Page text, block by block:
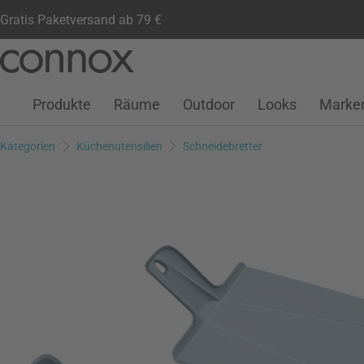
Gratis Paketversand ab 79 €
Seiteninhalt
Suchfeld
Kundenkonto
Wunschliste
Warenkorb
Produkte Räume Outdoor Looks
Kategorien Küchenutensilien Schneidebretter